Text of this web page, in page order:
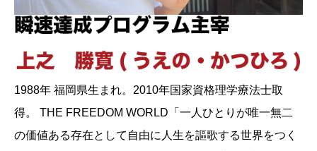
1988年 福岡県生まれ。2010年国家資格理学療法士取
得。 THE FREEDOM WORLD「一人ひとりが唯一無二
の価値ある存在として自由に人生を謳歌する世界をつく